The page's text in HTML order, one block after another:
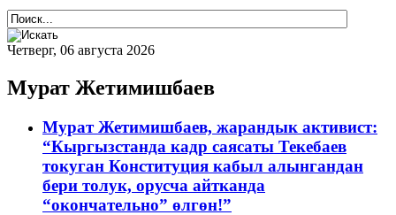
Четверг, 06 августа 2026
Мурат Жетимишбаев
Мурат Жетимишбаев, жарандык активист:
“Кыргызстанда кадр саясаты Текебаев
токуган Конституция кабыл алынгандан
бери толук, орусча айтканда
“окончательно” өлгөн!”